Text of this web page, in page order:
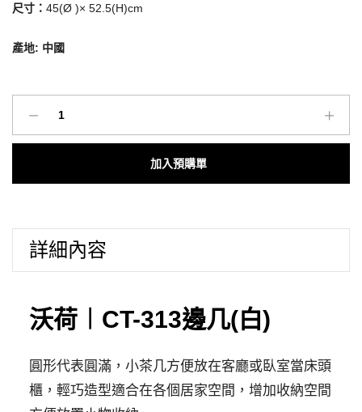
尺寸： 45(Ø )× 52.5(H)cm
產地: 中國
高
值
具
｜
邊
几
數
量
Add to cart
詳細內容
沃荷︱CT-313邊几(白)
圓形代表圓滿，小茶几方便放在客廳或臥室當床頭
櫃，輕巧造型適合在各個居家空間，增加收納空間